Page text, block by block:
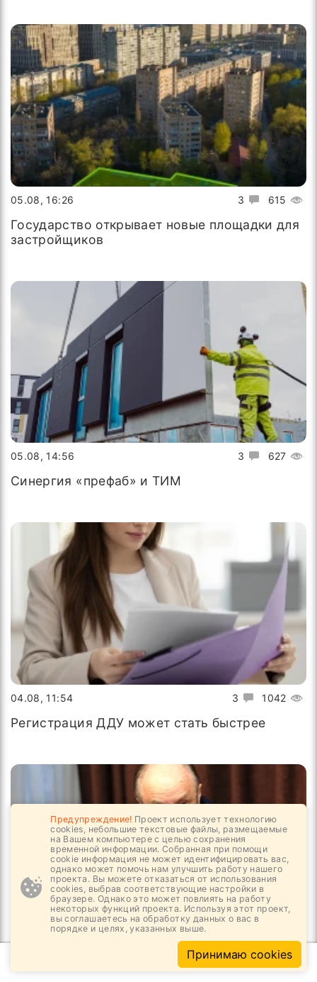
3 615
05.08, 16:26
Государство открывает новые площадки для
застройщиков
3 627
05.08, 14:56
Синергия «префаб» и ТИМ
3 1042
04.08, 11:54
Регистрация ДДУ может стать быстрее
3 1193
Предупреждение! Проект использует технологию
cookies, небольшие текстовые файлы, размещаемые
на Вашем компьютере с целью сохранения
временной информации. Собранная при помощи
cookie информация не может идентифицировать вас,
однако может помочь нам улучшить работу нашего
проекта. Вы можете отказаться от использования
cookies, выбрав соответствующие настройки в
браузере. Однако это может повлиять на работу
некоторых функций проекта. Используя этот проект,
вы соглашаетесь на обработку данных о вас в
порядке и целях, указанных выше.
Принимаю cookies